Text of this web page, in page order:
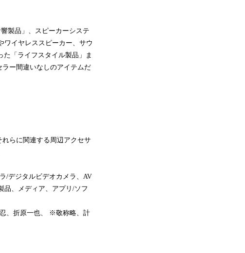
製品」、スピーカーシステ
ワイヤレススピーカー、サウ
た「ライフスタイル製品」ま
ー間違いなしのアイテムだ
らに関連する周辺アクセサ
/デジタルビデオカメラ、AV
品、メディア、アプリ/ソフ
、折原一也、 ※敬称略、計